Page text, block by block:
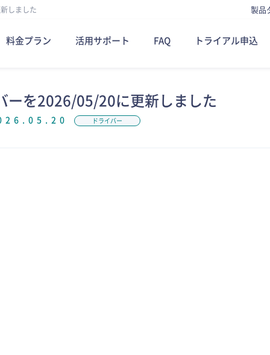
しました 製品
料金プラン 活用サポート FAQ トライアル申込
ーを2026/05/20に更新しました
ドライバー